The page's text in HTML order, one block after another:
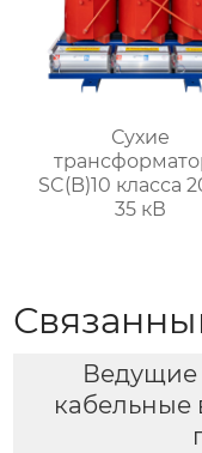
Сухие
SC(B)10 класса
35 кВ
кабельные